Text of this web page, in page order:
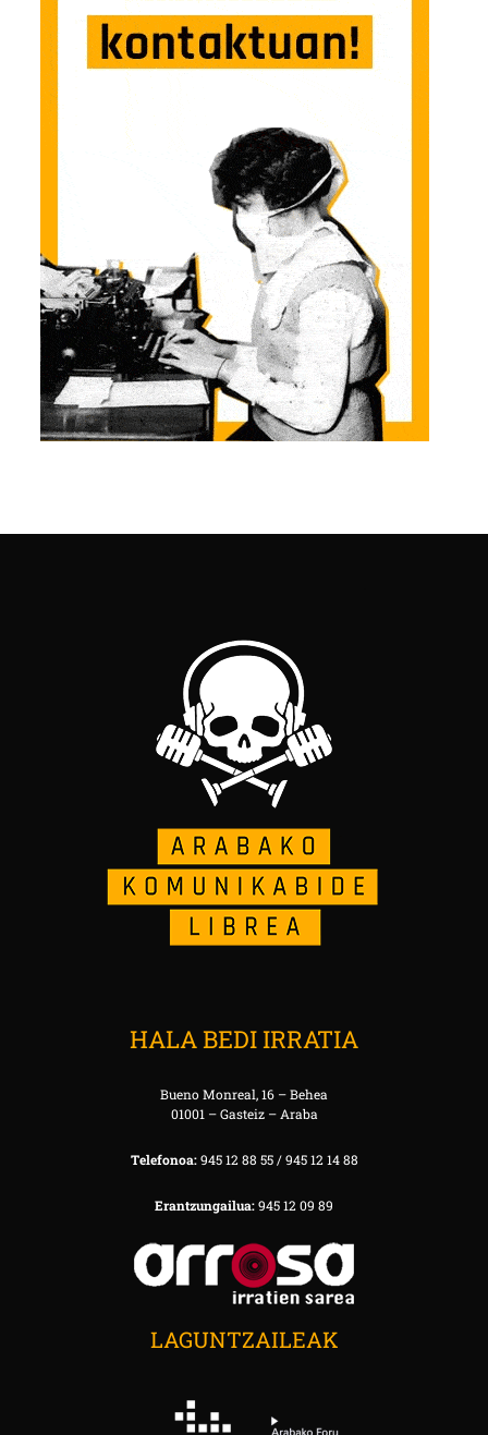
HALA BEDI IRRATIA
Bueno Monreal, 16 – Behea
01001 – Gasteiz – Araba
Telefonoa:945 12 88 55 / 945 12 14 88
Erantzungailua:945 12 09 89
LAGUNTZAILEAK